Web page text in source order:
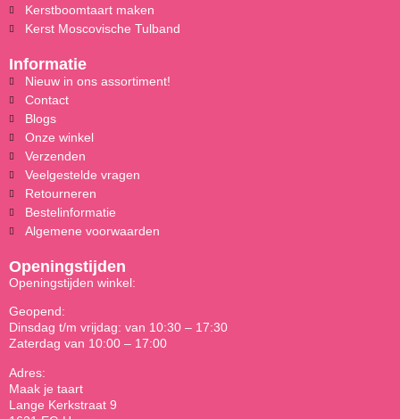
Kerstboomtaart maken
Kerst Moscovische Tulband
Informatie
Nieuw in ons assortiment!
Contact
Blogs
Onze winkel
Verzenden
Veelgestelde vragen
Retourneren
Bestelinformatie
Algemene voorwaarden
Openingstijden
Openingstijden winkel:
Geopend:
Dinsdag t/m vrijdag: van 10:30 – 17:30
Zaterdag van 10:00 – 17:00
Adres:
Maak je taart
Lange Kerkstraat 9